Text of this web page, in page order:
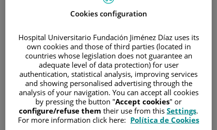
resultado de la
genéticos, ambientales,
infecciosos y
relacionados con el estilo
de vida. Aunque no
siempre es posible
prevenirlo, se estima que
entre un 30% y un 50%
de los casos de cáncer
Cookies configuration
Hospital Universitario Fundación Jiménez Díaz uses its
own cookies and those of third parties (located in
countries whose legislation does not guarantee an
adequate level of data protection) for user
authentication, statistical analysis, improving services
and showing personalised advertising through the
analysis of your navigation. You can accept all cookies
by pressing the button "Accept cookies" or
configure/refuse them their use from this Settings.
For more information click here: Política de Cookies